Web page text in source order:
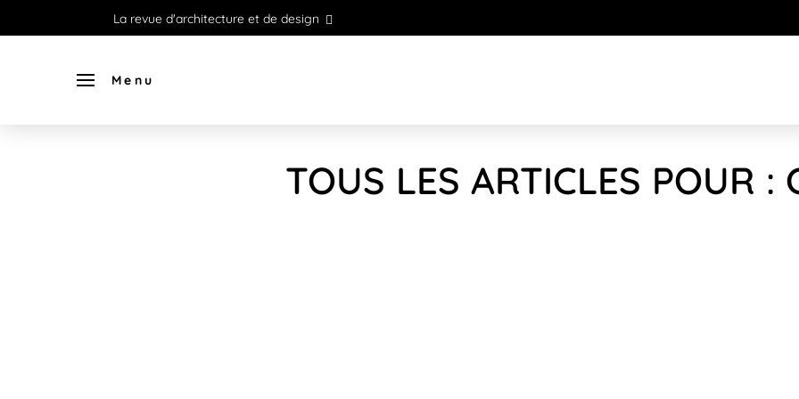
La revue d'architecture et de design
Menu
TOUS LES ARTICLES POUR :